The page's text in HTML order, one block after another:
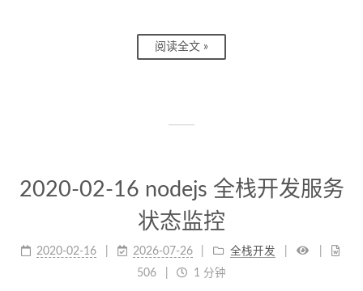
阅读全文 »
2020-02-16 nodejs 全栈开发服务
状态监控
2020-02-16 2026-07-26
全栈开发
506
1 分钟